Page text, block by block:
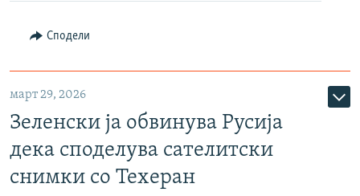
Сподели
март 29, 2026
Зеленски ја обвинува Русија
дека споделува сателитски
снимки со Техеран